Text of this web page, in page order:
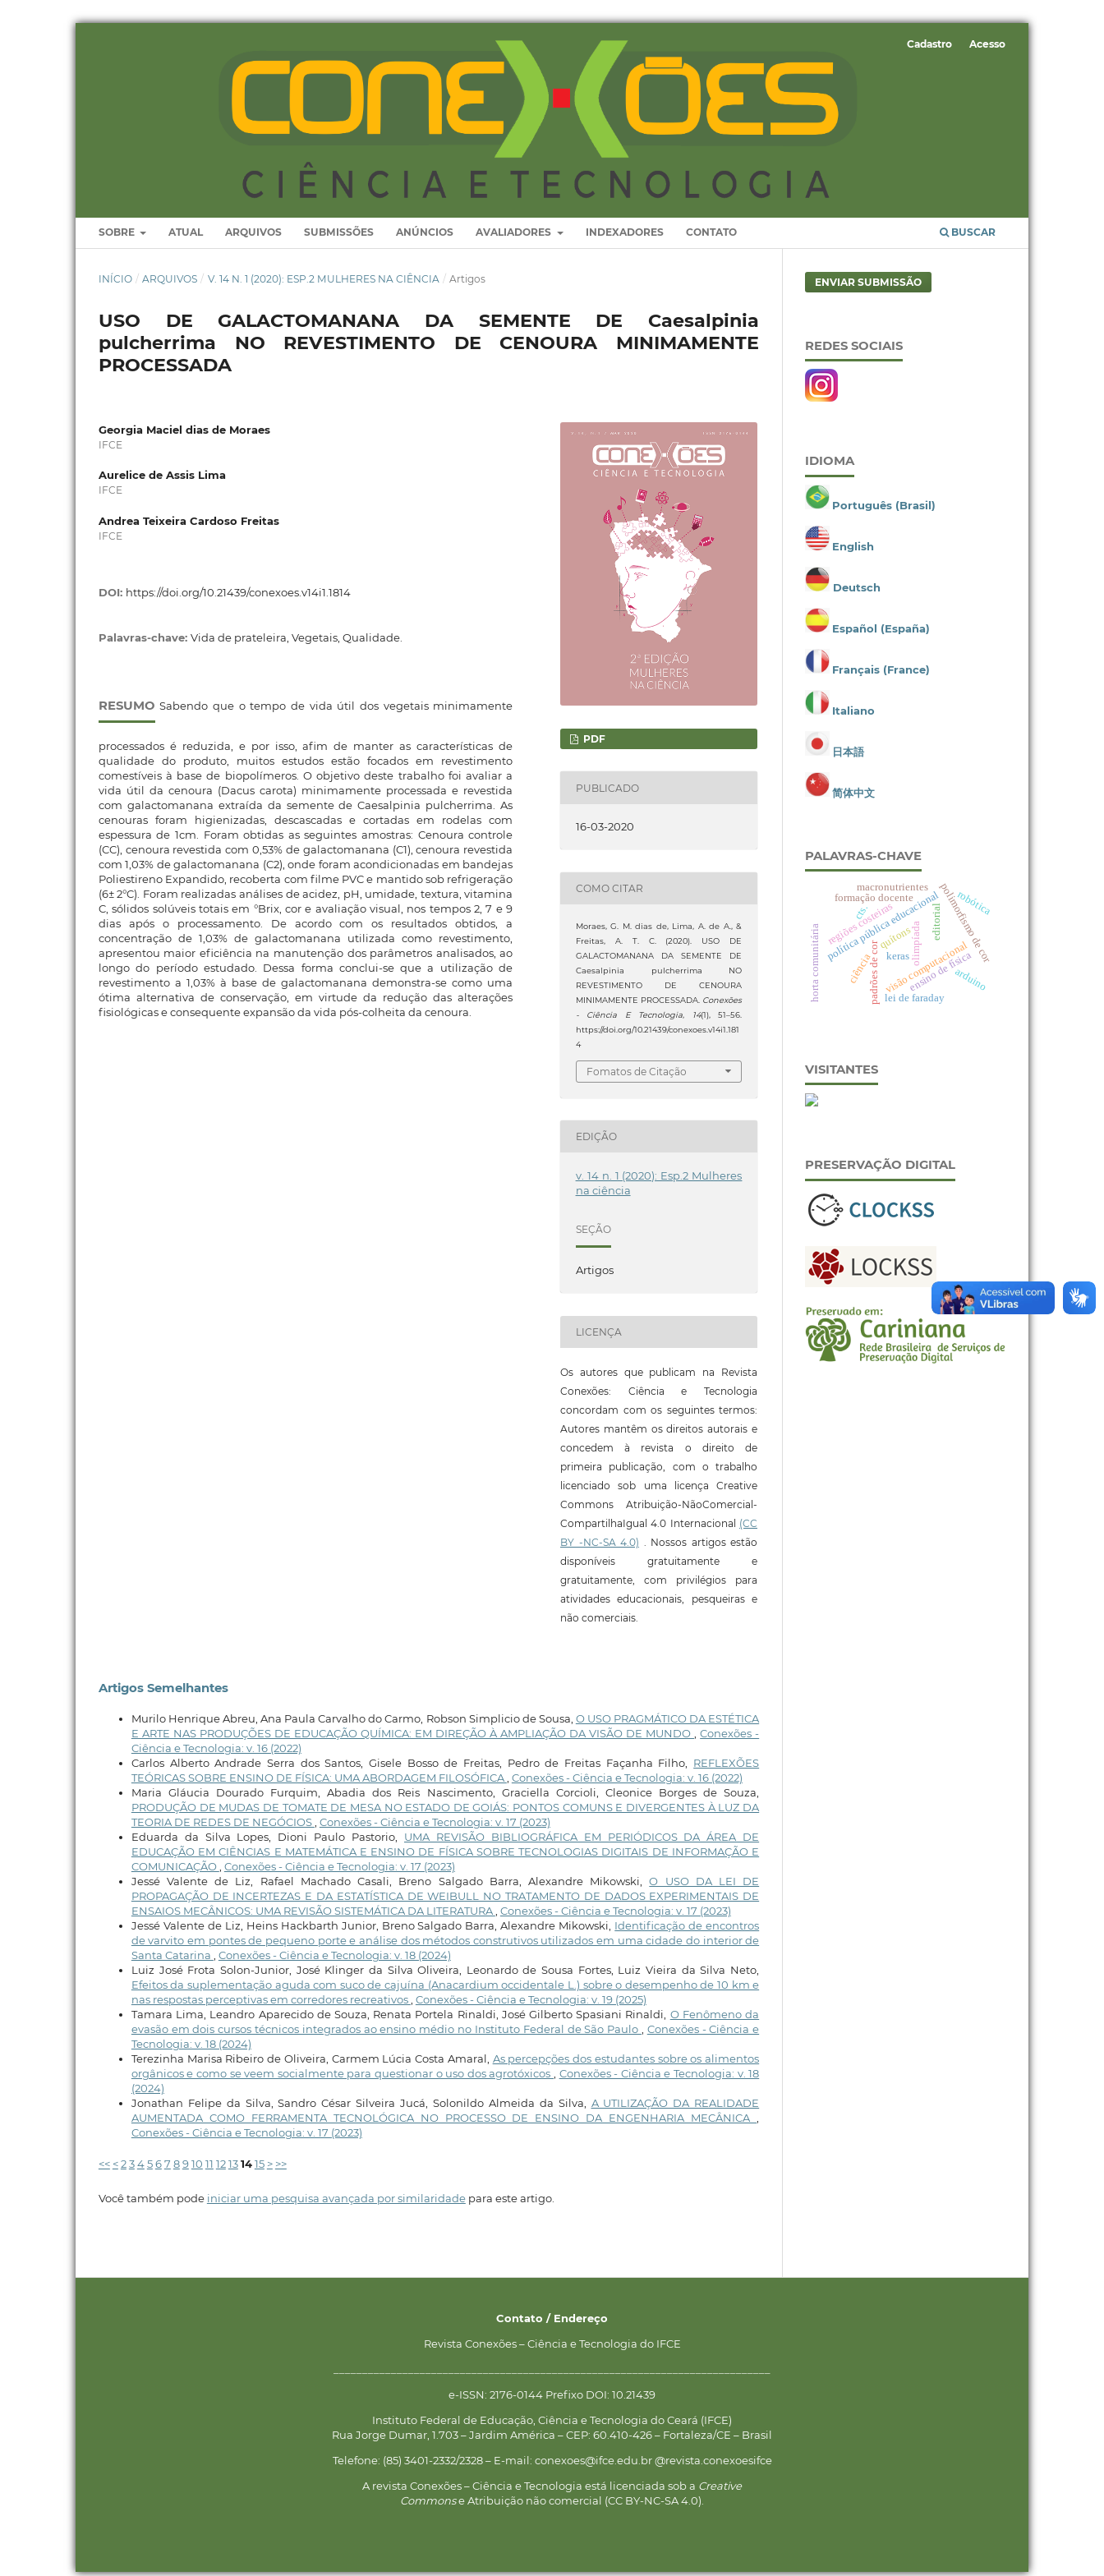
SOBRE ATUAL ARQUIVOS SUBMISSÕES ANÚNCIOS AVALIADORES INDEXADORES CONTATO BUSCAR
Cadastro Acesso
INÍCIO / ARQUIVOS / V. 14 N. 1 (2020): ESP.2 MULHERES NA CIÊNCIA / Artigos
USO DE GALACTOMANANA DA SEMENTE DE Caesalpinia
pulcherrima NO REVESTIMENTO DE CENOURA MINIMAMENTE
PROCESSADA
Georgia Maciel dias de Moraes
IFCE
Aurelice de Assis Lima
IFCE
Andrea Teixeira Cardoso Freitas
IFCE
DOI: https://doi.org/10.21439/conexoes.v14i1.1814
Palavras-chave: Vida de prateleira, Vegetais, Qualidade.
RESUMO Sabendo que o tempo de vida útil dos vegetais minimamente
processados é reduzida, e por isso, afim de manter as características de
qualidade do produto, muitos estudos estão focados em revestimento
comestíveis à base de biopolímeros. O objetivo deste trabalho foi avaliar a
vida útil da cenoura (Dacus carota) minimamente processada e revestida
com galactomanana extraída da semente de Caesalpinia pulcherrima. As
cenouras foram higienizadas, descascadas e cortadas em rodelas com
espessura de 1cm. Foram obtidas as seguintes amostras: Cenoura controle
(CC), cenoura revestida com 0,53% de galactomanana (C1), cenoura revestida
com 1,03% de galactomanana (C2), onde foram acondicionadas em bandejas
Poliestireno Expandido, recoberta com filme PVC e mantido sob refrigeração
(6± 2°C). Foram realizadas análises de acidez, pH, umidade, textura, vitamina
C, sólidos solúveis totais em °Brix, cor e avaliação visual, nos tempos 2, 7 e 9
dias após o processamento. De acordo com os resultados obtidos, a
concentração de 1,03% de galactomanana utilizada como revestimento,
apresentou maior eficiência na manutenção dos parâmetros analisados, ao
longo do período estudado. Dessa forma conclui-se que a utilização de
revestimento a 1,03% à base de galactomanana demonstra-se como uma
ótima alternativa de conservação, em virtude da redução das alterações
fisiológicas e consequente expansão da vida pós-colheita da cenoura.
PDF
PUBLICADO
16-03-2020
COMO CITAR
Moraes, G. M. dias de, Lima, A. de A., &
Freitas, A. T. C. (2020). USO DE
GALACTOMANANA DA SEMENTE DE
Caesalpinia pulcherrima NO
REVESTIMENTO DE CENOURA
MINIMAMENTE PROCESSADA. Conexões
- Ciência E Tecnologia, 14(1), 51–56.
https://doi.org/10.21439/conexoes.v14i1.181
4
Fomatos de Citação
EDIÇÃO
v. 14 n. 1 (2020): Esp.2 Mulheres
na ciência
SEÇÃO
Artigos
LICENÇA
Os autores que publicam na Revista
Conexões: Ciência e Tecnologia
concordam com os seguintes termos:
Autores mantêm os direitos autorais e
concedem à revista o direito de
primeira publicação, com o trabalho
licenciado sob uma licença Creative
Commons Atribuição-NãoComercial-
CompartilhaIgual 4.0 Internacional (CC
BY -NC-SA 4.0) . Nossos artigos estão
disponíveis gratuitamente e
gratuitamente, com privilégios para
atividades educacionais, pesqueiras e
não comerciais.
Artigos Semelhantes
Murilo Henrique Abreu, Ana Paula Carvalho do Carmo, Robson Simplicio de Sousa, O USO PRAGMÁTICO DA ESTÉTICA
E ARTE NAS PRODUÇÕES DE EDUCAÇÃO QUÍMICA: EM DIREÇÃO À AMPLIAÇÃO DA VISÃO DE MUNDO
,Conexões -
Ciência e Tecnologia: v. 16 (2022)
Carlos Alberto Andrade Serra dos Santos, Gisele Bosso de Freitas, Pedro de Freitas Façanha Filho, REFLEXÕES
TEÓRICAS SOBRE ENSINO DE FÍSICA: UMA ABORDAGEM FILOSÓFICA Conexões - Ciência e Tecnologia: v. 16 (2022)
Maria Gláucia Dourado Furquim, Abadia dos Reis Nascimento, Graciella Corcioli, Cleonice Borges de Souza,
PRODUÇÃO DE MUDAS DE TOMATE DE MESA NO ESTADO DE GOIÁS: PONTOS COMUNS E DIVERGENTES À LUZ DA
TEORIA DE REDES DE NEGÓCIOS Conexões - Ciência e Tecnologia: v. 17 (2023)
Eduarda da Silva Lopes, Dioni Paulo Pastorio, UMA REVISÃO BIBLIOGRÁFICA EM PERIÓDICOS DA ÁREA DE
EDUCAÇÃO EM CIÊNCIAS E MATEMÁTICA E ENSINO DE FÍSICA SOBRE TECNOLOGIAS DIGITAIS DE INFORMAÇÃO E
COMUNICAÇÃO Conexões - Ciência e Tecnologia: v. 17 (2023)
Jessé Valente de Liz, Rafael Machado Casali, Breno Salgado Barra, Alexandre Mikowski,O USO DA LEI DE
PROPAGAÇÃO DE INCERTEZAS E DA ESTATÍSTICA DE WEIBULL NO TRATAMENTO DE DADOS EXPERIMENTAIS DE
ENSAIOS MECÂNICOS: UMA REVISÃO SISTEMÁTICA DA LITERATURA Conexões - Ciência e Tecnologia: v. 17 (2023)
Jessé Valente de Liz, Heins Hackbarth Junior, Breno Salgado Barra, Alexandre Mikowski, Identificação de encontros
de varvito em pontes de pequeno porte e análise dos métodos construtivos utilizados em uma cidade do interior de
Santa Catarina
Conexões - Ciência e Tecnologia: v. 18 (2024)
Luiz José Frota Solon-Junior, José Klinger da Silva Oliveira, Leonardo de Sousa Fortes, Luiz Vieira da Silva Neto,
Efeitos da suplementação aguda com suco de cajuína (Anacardium occidentale L.) sobre o desempenho de 10 km e
nas respostas perceptivas em corredores recreativos Conexões - Ciência e Tecnologia: v. 19 (2025)
Tamara Lima, Leandro Aparecido de Souza, Renata Portela Rinaldi, José Gilberto Spasiani Rinaldi, O Fenômeno da
evasão em dois cursos técnicos integrados ao ensino médio no Instituto Federal de São Paulo
Conexões - Ciência e
Tecnologia: v. 18 (2024)
Terezinha Marisa Ribeiro de Oliveira, Carmem Lúcia Costa Amaral, As percepções dos estudantes sobre os alimentos
orgânicos e como se veem socialmente para questionar o uso dos agrotóxicos
Conexões - Ciência e Tecnologia: v. 18
(2024)
Jonathan Felipe da Silva, Sandro César Silveira Jucá, Solonildo Almeida da Silva, A UTILIZAÇÃO DA REALIDADE
AUMENTADA COMO FERRAMENTA TECNOLÓGICA NO PROCESSO DE ENSINO DA ENGENHARIA MECÂNICA
Conexões - Ciência e Tecnologia: v. 17 (2023)
<< <234567 8910 11 12131415 > >>
Você também pode iniciar uma pesquisa avançada por similaridadepara este artigo.
ENVIAR SUBMISSÃO
REDES SOCIAIS
IDIOMA
Português (Brasil)
English
Deutsch
Español (España)
Français (France)
Italiano
日本語
简体中文
PALAVRAS-CHAVE
editorial
olimpíada
política pública educacional
padrões de cor
polimorfismo de cor
quítons
regiões costeiras robótica
visão computacional
keras
formação docente
cts.
horta comunitária ensino de física
lei de faraday
ciência
macronutrientes
arduino
VISITANTES
PRESERVAÇÃO DIGITAL
Contato / Endereço
Revista Conexões – Ciência e Tecnologia do IFCE
e-ISSN: 2176-0144 Prefixo DOI: 10.21439
Instituto Federal de Educação, Ciência e Tecnologia do Ceará (IFCE)
Rua Jorge Dumar, 1.703 – Jardim América – CEP: 60.410-426 – Fortaleza/CE – Brasil
Telefone: (85) 3401-2332/2328 – E-mail: conexoes@ifce.edu.br @revista.conexoesifce
A revista Conexões – Ciência e Tecnologia está licenciada sob a Creative
Commonse Atribuição não comercial (CC BY-NC-SA 4.0).